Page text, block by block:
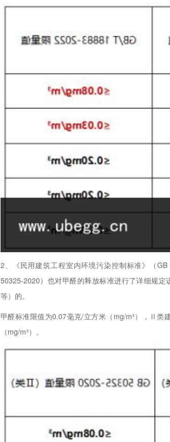
2、《民用建筑工程室内环境污染控制标准》（
50325-2020）也对甲醛的释放标准进行了详细规
等）的。
甲醛标准限值为0.07毫克/立方米（mg/m³），Ⅱ类
（mg/m³）。